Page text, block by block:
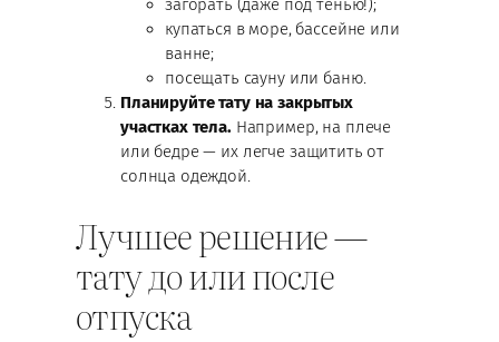
загорать (даже под тенью!);
купаться в море, бассейне или
ванне;
посещать сауну или баню.
Планируйте тату на закрытых
участках тела.Например, на плече
или бедре — их легче защитить от
солнца одеждой.
Лучшее решение —
тату до или после
отпуска